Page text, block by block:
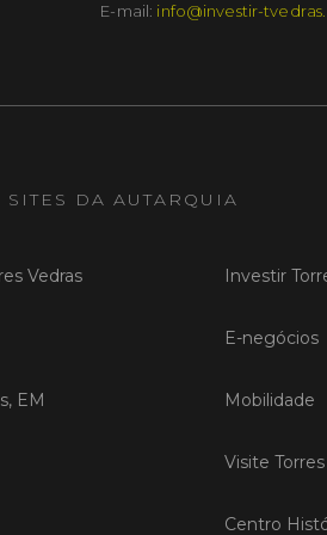
E-mail: info@investir-
SITES DA AUTARQUIA
Vedras
EM
Investir
E-negócios
Mobilidade
Visite
Centro